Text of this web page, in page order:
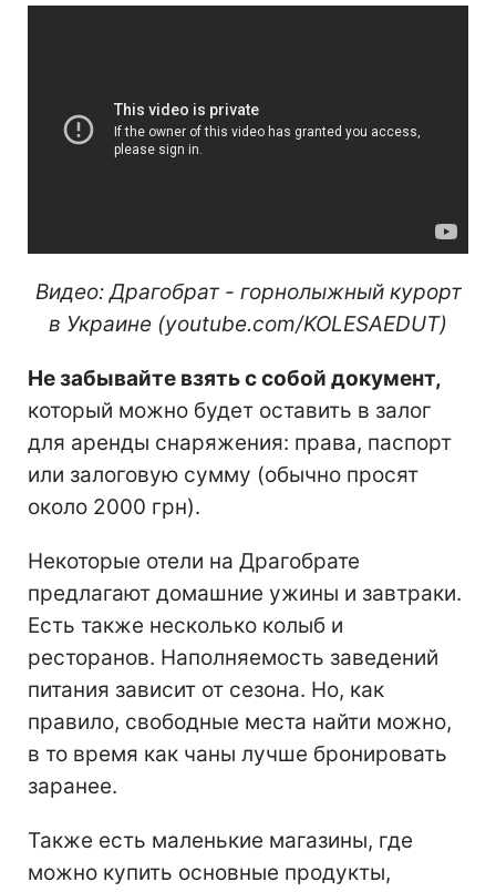
Видео: Драгобрат - горнолыжный курорт
в Украине (youtube.com/KOLESAEDUT)
Не забывайте взять с собой документ,
который можно будет оставить в залог
для аренды снаряжения: права, паспорт
или залоговую сумму (обычно просят
около 2000 грн).
Некоторые отели на Драгобрате
предлагают домашние ужины и завтраки.
Есть также несколько колыб и
ресторанов. Наполняемость заведений
питания зависит от сезона. Но, как
правило, свободные места найти можно,
в то время как чаны лучше бронировать
заранее.
Также есть маленькие магазины, где
можно купить основные продукты,